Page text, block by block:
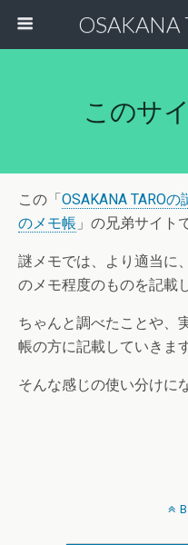
OSAKANA
このサ
この「OSAKANA TAROの
のメモ帳 」の兄弟サイト
謎メモでは、より適当に
のメモ程度のものを記載
ちゃんと調べたことや、
帳の方に記載していきます
そんな感じの使い分けに